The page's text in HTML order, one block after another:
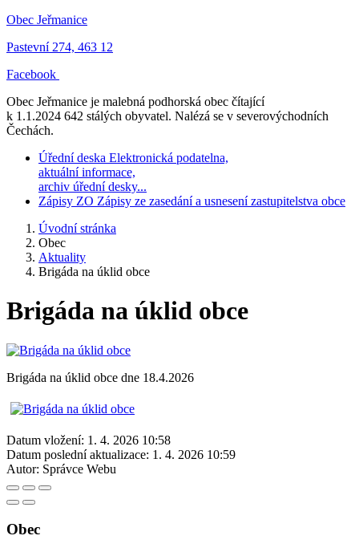
Obec Jeřmanice
Pastevní 274, 463 12
Facebook
Obec Jeřmanice je malebná podhorská obec čítající
k 1.1.2024 642 stálých obyvatel. Nalézá se v severovýchodních
Čechách.
Úřední deska Elektronická podatelna,
aktuální informace,
archiv úřední desky...
Zápisy ZO Zápisy ze zasedání a usnesení zastupitelstva obce
Úvodní stránka
Obec
Aktuality
Brigáda na úklid obce
Brigáda na úklid obce
Brigáda na úklid obce dne 18.4.2026
Datum vložení: 1. 4. 2026 10:58
Datum poslední aktualizace: 1. 4. 2026 10:59
Autor: Správce Webu
Obec